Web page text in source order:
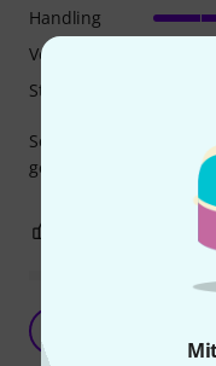
Sehr gute
gesucht habe
Handling
Verarbeitung
Stabilität